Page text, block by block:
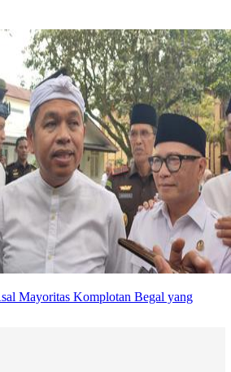
Mayoritas Komplotan Begal yang